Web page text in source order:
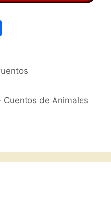
p
tir
Cuentos de Animales